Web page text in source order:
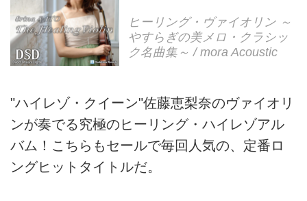
ヒーリング・ヴァイオリン ～
やすらぎの美メロ・クラシッ
ク名曲集～ / mora Acoustic
"ハイレゾ・クイーン"佐藤恵梨奈のヴァイオリ
ンが奏でる究極のヒーリング・ハイレゾアル
バム！こちらもセールで毎回人気の、定番ロ
ングヒットタイトルだ。